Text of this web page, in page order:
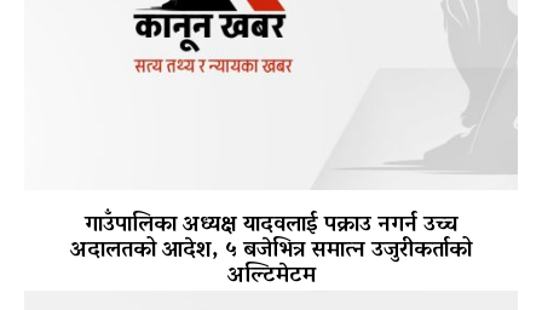
गाउँपालिका अध्यक्ष यादवलाई पक्राउ नगर्न उच्च
अदालतको आदेश, ५ बजेभित्र समात्न उजुरीकर्ताको
अल्टिमेटम